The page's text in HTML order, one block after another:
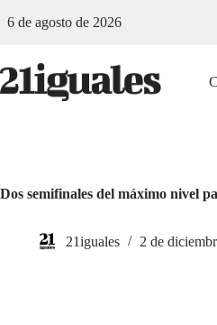
al6 de agosto de 2026
Dos semifinales del máximo nivel
21iguales 2 de